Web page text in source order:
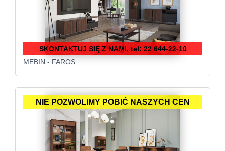
SKONTAKTUJ SIĘ Z NAMI, tel: 22 644-22-10
MEBIN - FAROS
NIE POZWOLIMY POBIĆ NASZYCH CEN